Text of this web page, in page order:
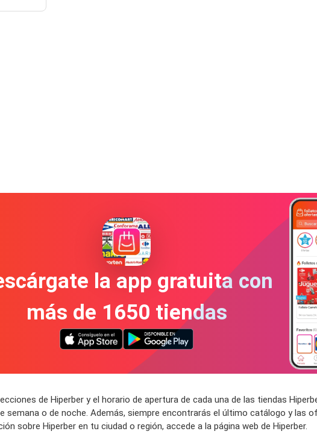
la app gratuita con
más de 1650 tiendas
de Hiperber y el horario de apertura de cada una de las tiendas
semana o de noche. Además, siempre encontrarás el último catálogo y las
sobre Hiperber en tu ciudad o región, accede a la página web de Hiperber.